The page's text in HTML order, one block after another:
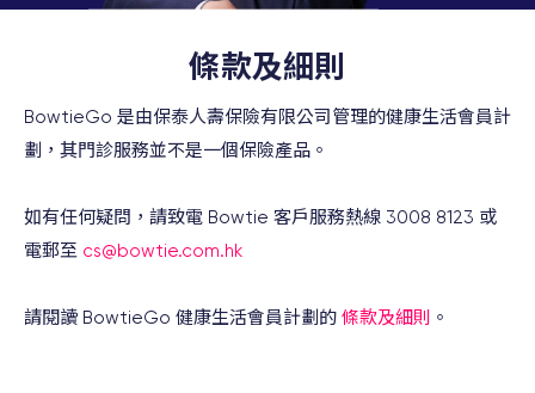
條款及細則
BowtieGo 是由保泰人壽保險有限公司管理的健康生活會員計
劃，其門診服務並不是一個保險產品。
如有任何疑問，請致電 Bowtie 客戶服務熱線 3008 8123 或
電郵至 cs@bowtie.com.hk
請閱讀 BowtieGo 健康生活會員計劃的 條款及細則 。